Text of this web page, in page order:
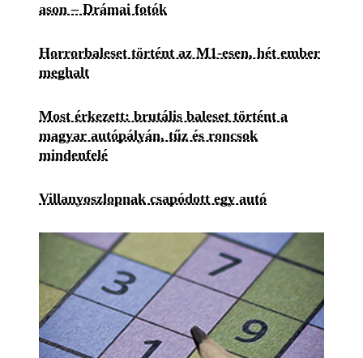
ason – Drámai fotók
Horrorbaleset történt az M1-esen, hét ember
meghalt
Most érkezett: brutális baleset történt a
magyar autópályán, tűz és roncsok
mindenfelé
Villanyoszlopnak csapódott egy autó